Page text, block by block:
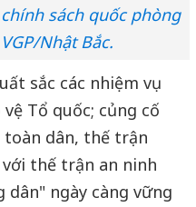
sách quốc phòng
Nhật Bắc.
sắc các nhiệm vụ
Tổ quốc; củng cố
toàn dân, thế trận
thế trận an ninh
dân" ngày càng vững